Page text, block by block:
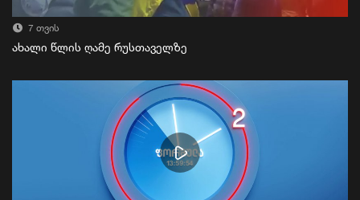
7 თვის
ახალი წლის ღამე რუსთაველზე